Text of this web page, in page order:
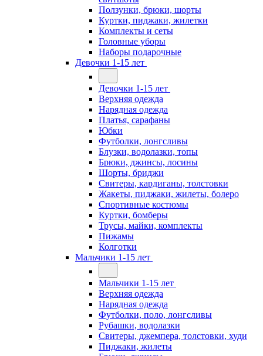
Ползунки, брюки, шорты
Куртки, пиджаки, жилетки
Комплекты и сеты
Головные уборы
Наборы подарочные
Девочки 1-15 лет
Девочки 1-15 лет
Верхняя одежда
Нарядная одежда
Платья, сарафаны
Юбки
Футболки, лонгсливы
Блузки, водолазки, топы
Брюки, джинсы, лосины
Шорты, бриджи
Свитеры, кардиганы, толстовки
Жакеты, пиджаки, жилеты, болеро
Спортивные костюмы
Куртки, бомберы
Трусы, майки, комплекты
Пижамы
Колготки
Мальчики 1-15 лет
Мальчики 1-15 лет
Верхняя одежда
Нарядная одежда
Футболки, поло, лонгсливы
Рубашки, водолазки
Свитеры, джемпера, толстовки, худи
Пиджаки, жилеты